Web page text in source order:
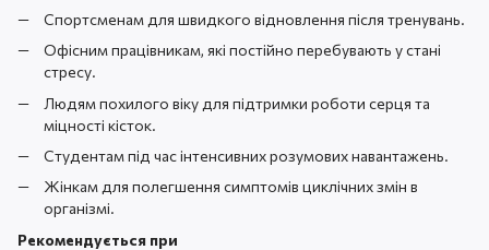
Спортсменам для швидкого відновлення після тренувань.
Офісним працівникам, які постійно перебувають у стані
стресу.
Людям похилого віку для підтримки роботи серця та
міцності кісток.
Студентам під час інтенсивних розумових навантажень.
Жінкам для полегшення симптомів циклічних змін в
організмі.
Рекомендується при